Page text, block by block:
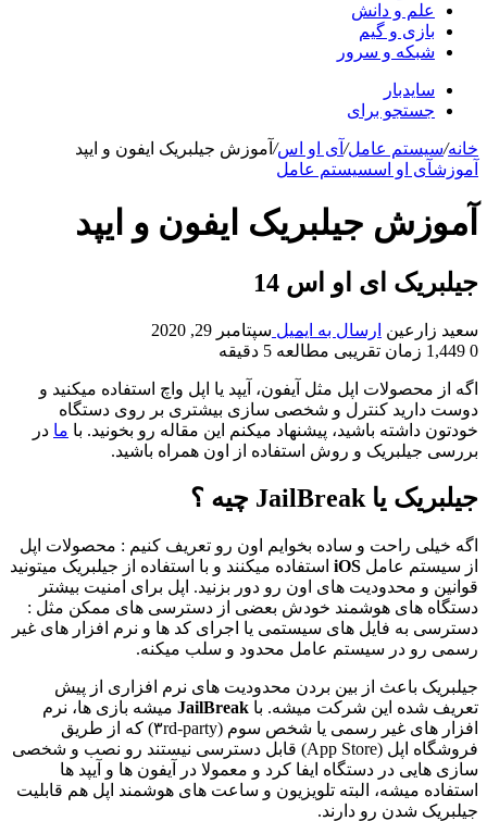
علم و دانش
بازی و گیم
شبکه و سرور
سایدبار
جستجو برای
خانه/سیستم عامل/ آی او اس/ آموزش جیلبریک ایفون و ایپد
آموزشآی او اسسیستم عامل
آموزش جیلبریک ایفون و ایپد
جیلبریک ای او اس 14
سعید زارعین ارسال به ایمیل سپتامبر 29, 2020
0
زمان تقریبی مطالعه 5 دقیقه
اگه از محصولات اپل مثل آیفون، آیپد یا اپل واچ استفاده میکنید و
دوست دارید کنترل و شخصی سازی بیشتری بر روی دستگاه
خودتون داشته باشید، پیشنهاد میکنم این مقاله رو بخونید. با ما در
بررسی جیلبریک و روش استفاده از اون همراه باشید.
جیلبریک یا JailBreak چیه ؟
اگه خیلی راحت و ساده بخوایم اون رو تعریف کنیم : محصولات اپل
از سیستم عامل iOS استفاده میکنند و با استفاده از جیلبریک میتونید
قوانین و محدودیت های اون رو دور بزنید. اپل برای امنیت بیشتر
دستگاه های هوشمند خودش بعضی از دسترسی های ممکن مثل :
دسترسی به فایل های سیستمی یا اجرای کد ها و نرم افزار های غیر‌
رسمی رو در سیستم عامل محدود و سلب میکنه.
جیلبریک باعث از بین بردن محدودیت های نرم افزاری از پیش
تعریف شده این شرکت میشه. با JailBreak میشه بازی ها، نرم
افزار های غیر رسمی یا شخص سوم (۳rd-party) که از طریق
فروشگاه اپل (App Store) قابل دسترسی نیستند رو نصب و شخصی
سازی هایی در دستگاه ایفا کرد و معمولا در آیفون ها و آیپد ها
استفاده میشه، البته تلویزیون و ساعت های هوشمند اپل هم قابلیت
جیلبریک شدن رو دارند.